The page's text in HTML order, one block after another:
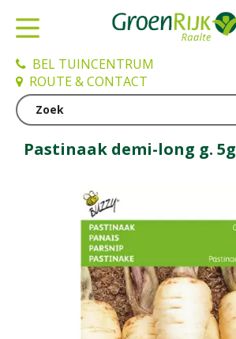
Kweken en zaden
BEL TUINCENTRUM
ROUTE & CONTACT
Pastinaak demi-long g. 5g